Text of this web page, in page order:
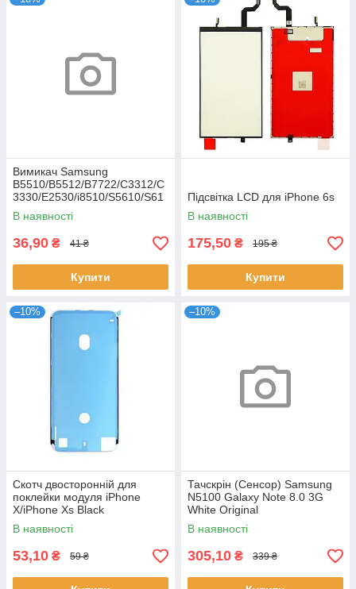
Вимикач Samsung
B5510/B5512/B7722/C3312/C
3330/E2530/i8510/S5610/S61
02
В наявності
36,90 ₴ 41 ₴
Купити
Підсвітка LCD для iPhone 6s
В наявності
175,50 ₴ 195 ₴
Купити
–10%
Скотч двосторонній для
поклейки модуля iPhone
X/iPhone Xs Black
В наявності
53,10 ₴ 59 ₴
–10%
Тачскрін (Сенсор) Samsung
N5100 Galaxy Note 8.0 3G
White Original
В наявності
305,10 ₴ 339 ₴